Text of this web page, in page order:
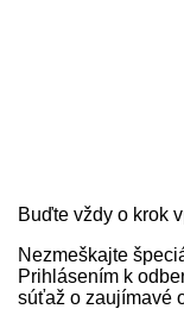
Buďte vždy o krok
Nezmeškajte
Prihlásením k
súťaž o zaujímavé